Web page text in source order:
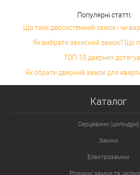
Популярні статті:
Що таке двосистемний замок і чи
Як вибрати захисний замок? Що
ТОП-10 дверних
Як обрати дверний замок для
Каталог
Серцевини (циліндри)
Замки
Електрозамки
Розумні замки та